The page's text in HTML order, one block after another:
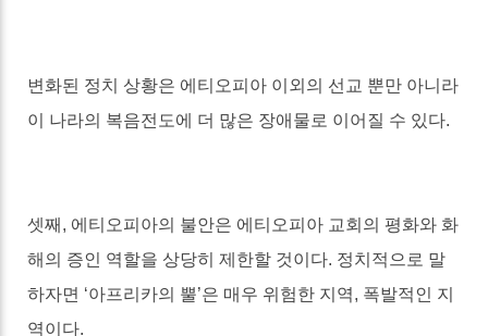
변화된 정치 상황은 에티오피아 이외의 선교 뿐만 아니라
이 나라의 복음전도에 더 많은 장애물로 이어질 수 있다.
셋째 , 에티오피아의 불안은 에티오피아 교회의 평화와 화
해의 증인 역할을 상당히 제한할 것이다. 정치적으로 말
하자면 ‘아프리카의 뿔’은 매우 위험한 지역, 폭발적인 지
역이다.